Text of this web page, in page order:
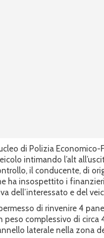
di Polizia
intimando l’alt
il conducente, di
ha insospettito i
dell’interessato e del
di rinvenire 4
peso complessivo di circa
laterale nella zona